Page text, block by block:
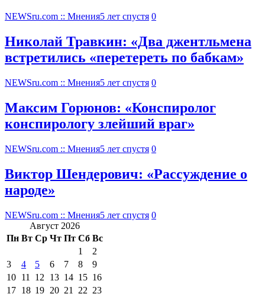
NEWSru.com :: Мнения5 лет спустя 0
Николай Травкин: «Два джентльмена
встретились «перетереть по бабкам»
NEWSru.com :: Мнения5 лет спустя 0
Максим Горюнов: «Конспиролог
конспирологу злейший враг»
NEWSru.com :: Мнения5 лет спустя 0
Виктор Шендерович: «Рассуждение о
народе»
NEWSru.com :: Мнения5 лет спустя 0
Август 2026
Пн Вт Ср Чт Пт Сб Вс
1
2
3
4 5 6 7 8
9
10 11 12 13 14 15 16
17 18 19 20 21 22 23